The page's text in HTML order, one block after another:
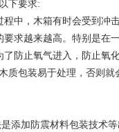
下要求:
中，木箱有时会受到冲
求越来越高。特别是在
防止氧气进入，防止氧
质包装易于处理，否则
添加防震材料包装技术